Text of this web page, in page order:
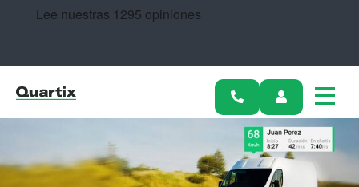
Soluciones
Historias de éxito
Conviértete en socio